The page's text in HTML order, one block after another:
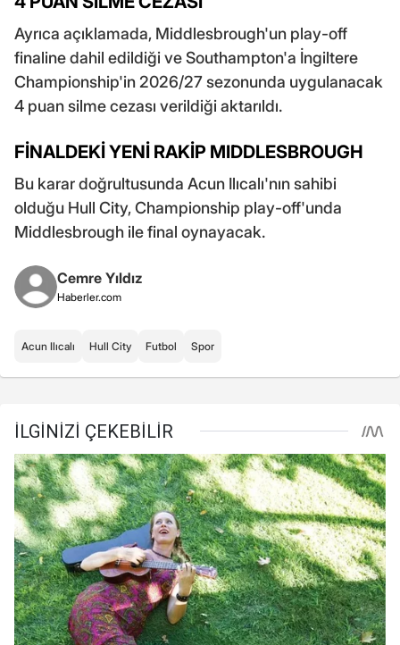
Ayrıca açıklamada, Middlesbrough'un play-off
finaline dahil edildiği ve Southampton'a İngiltere
Championship'in 2026/27 sezonunda uygulanacak
4 puan silme cezası verildiği aktarıldı.
FİNALDEKİ YENİ RAKİP MIDDLESBROUGH
Bu karar doğrultusunda Acun Ilıcalı'nın sahibi
olduğu Hull City, Championship play-off'unda
Middlesbrough ile final oynayacak.
Cemre Yıldız
Haberler.com
Acun Ilıcalı Hull City Futbol Spor